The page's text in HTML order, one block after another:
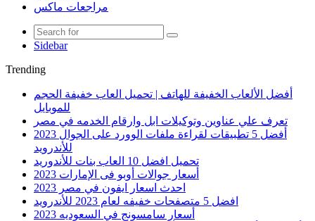
مراجعات ماكس
Sidebar
Trending
أفضل الألعاب الخفيفة للهاتف | تحميل العاب خفيفة الحجم
للموبايل
تعرف علي عناوين وتوكيلات ابل وارقام الخدمه في مصر
أفضل 5 تطبيقات لقراءة ملفات الوورد على الجوال 2023
للأندرويد
تحميل افضل 10 العاب بنات للأندوريد
أسعار جوالات أوبو فى الإمارات 2023
احدث اسعار ايفون في مصر 2023
افضل 5 متصفحات خفيفه لعام 2023 للأندرويد
أسعار سامسونج في السعوديه 2023